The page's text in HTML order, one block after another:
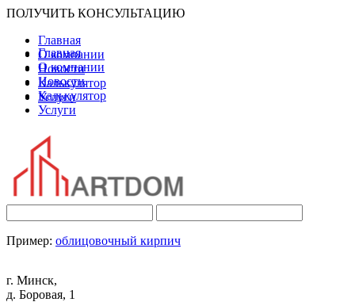
ПОЛУЧИТЬ КОНСУЛЬТАЦИЮ
Главная
О компании
Новости
Калькулятор
Услуги
Главная
О компании
Новости
Калькулятор
Услуги
Пример: облицовочный кирпич
г. Минск,
д. Боровая, 1